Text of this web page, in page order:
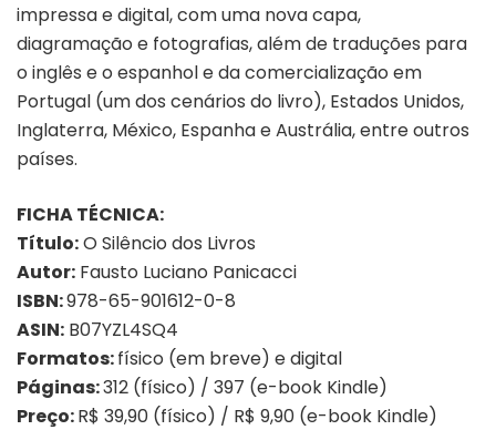
impressa e digital, com uma nova capa,
diagramação e fotografias, além de traduções para
o inglês e o espanhol e da comercialização em
Portugal (um dos cenários do livro), Estados Unidos,
Inglaterra, México, Espanha e Austrália, entre outros
países.
FICHA TÉCNICA:
Título:O Silêncio dos Livros
Autor: Fausto Luciano Panicacci
ISBN:978-65-901612-0-8
ASIN: B07YZL4SQ4
Formatos:físico (em breve) e digital
Páginas:312 (físico) / 397 (e-book Kindle)
Preço:R$ 39,90 (físico) / R$ 9,90 (e-book Kindle)